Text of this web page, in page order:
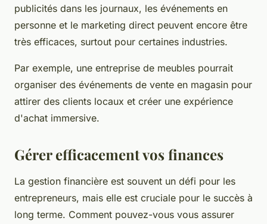
publicités dans les journaux, les événements en
personne et le marketing direct peuvent encore être
très efficaces, surtout pour certaines industries.
Par exemple, une entreprise de meubles pourrait
organiser des événements de vente en magasin pour
attirer des clients locaux et créer une expérience
d'achat immersive.
Gérer efficacement vos finances
La gestion financière est souvent un défi pour les
entrepreneurs, mais elle est cruciale pour le succès à
long terme. Comment pouvez-vous vous assurer